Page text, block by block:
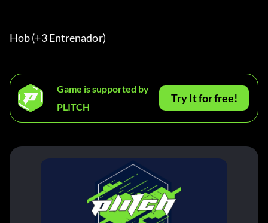
Hob (+3 Entrenador)
Game is supported by
PLITCH
Try It for free!